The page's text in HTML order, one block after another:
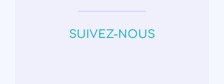
SUIVEZ-NOUS